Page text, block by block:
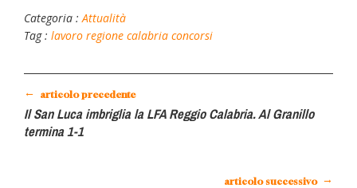
Categoria :Attualità
Tag : lavoro regione calabria concorsi
← articolo precedente
Il San Luca imbriglia la LFA Reggio Calabria. Al Granillo
termina 1-1
articolo successivo →